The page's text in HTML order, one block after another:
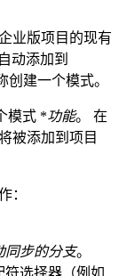
业版项目的现有
动添加到
建一个模式。
模式 *功能。 在
被添加到项目
：
同步的分支。
选择器（例如